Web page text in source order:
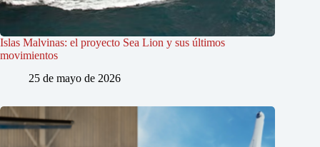
Islas Malvinas: el proyecto Sea Lion y sus últimos
movimientos
25 de mayo de 2026